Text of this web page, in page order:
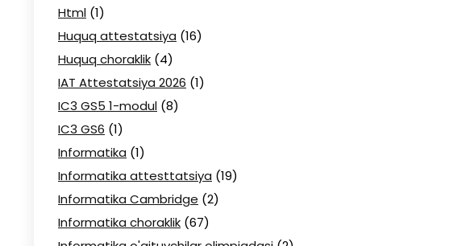
Html (1)
Huquq attestatsiya (16)
Huquq choraklik (4)
IAT Attestatsiya 2026 (1)
IC3 GS5 1-modul (8)
IC3 GS6 (1)
Informatika (1)
Informatika attesttatsiya (19)
Informatika Cambridge (2)
Informatika choraklik (67)